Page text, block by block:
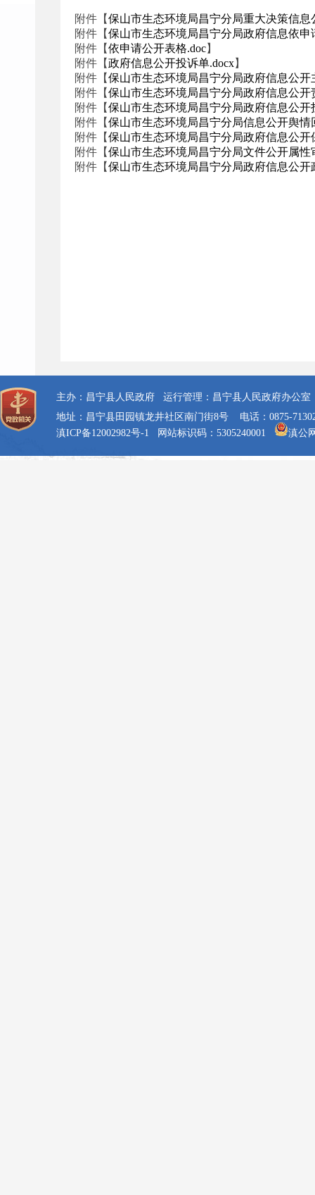
附件【保山市生态环境局昌宁分局重大决策信息
附件【保山市生态环境局昌宁分局政府信息依申
附件【依申请公开表格.doc】
附件【政府信息公开投诉单.docx】
附件【保山市生态环境局昌宁分局政府信息公开
附件【保山市生态环境局昌宁分局政府信息公开
附件【保山市生态环境局昌宁分局政府信息公开
附件【保山市生态环境局昌宁分局信息公开舆情
附件【保山市生态环境局昌宁分局政府信息公开
附件【保山市生态环境局昌宁分局文件公开属性
附件【保山市生态环境局昌宁分局政府信息公开